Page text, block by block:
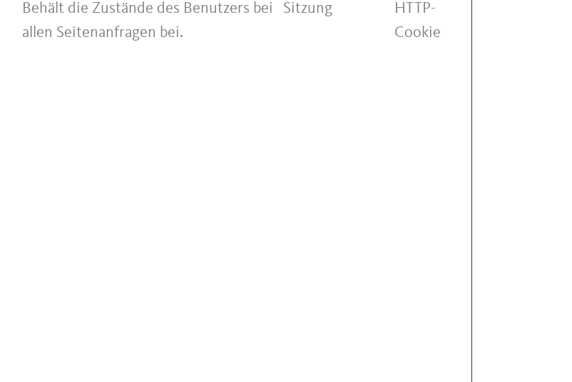
Behält die Zustände des Benutzers bei
allen Seitenanfragen bei.
Sitzung
HTTP-
Cookie